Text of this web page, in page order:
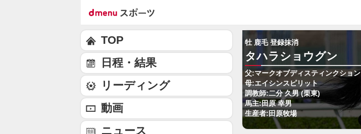
牡 鹿毛 登録抹消
タハラショウグン
父:マークオブディスティンクション
母:エイシンスピリット
調教師:二分 久男 (栗東)
馬主:田原 幸男
生産者:田原牧場
TOP
日程・結果
リーディング
動画
ニュース